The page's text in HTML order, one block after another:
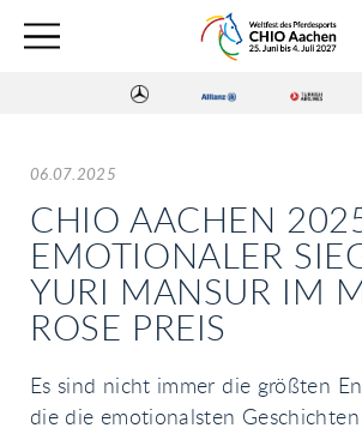
06.07.2025
CHIO AACHEN
EMOTIONALER
YURI MANSUR IM
ROSE PREIS
Es sind nicht immer die größten
die die emotionalsten Geschichten